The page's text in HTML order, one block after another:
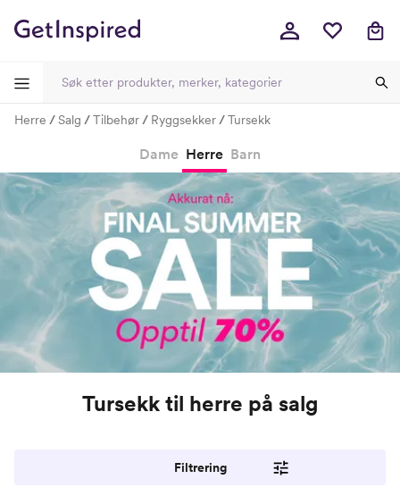
Herre Salg Tilbehør Ryggsekker Tursekk
Dame Herre Barn
Tursekk til herre på salg
Filtrering
-
-
-
-